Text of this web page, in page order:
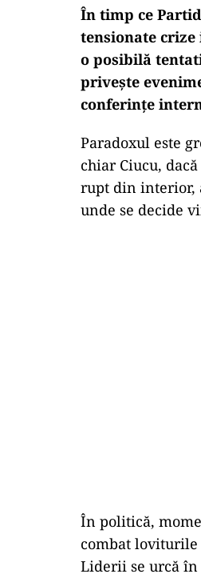
În timp ce
tensionate
o posibilă
privește
conferințe
Paradoxul este
chiar Ciucu,
rupt din interior,
unde se decide
În politică,
combat loviturile
Liderii se urcă